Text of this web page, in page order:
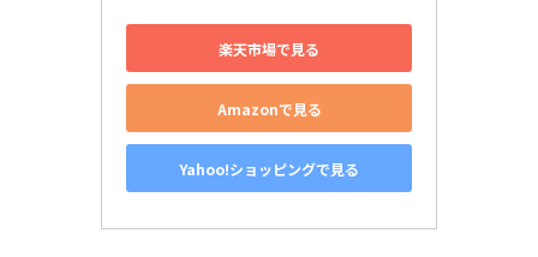
楽天市場で見る
Amazonで見る
Yahoo!ショッピングで見る